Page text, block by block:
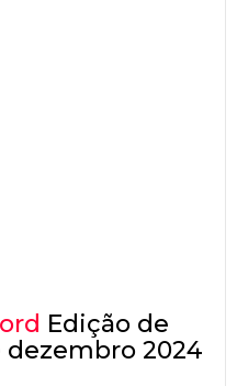
Edição de
dezembro 2024